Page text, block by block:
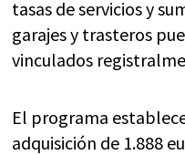
tasas de servicios y
garajes y trasteros
vinculados
El programa
adquisición de 1.888